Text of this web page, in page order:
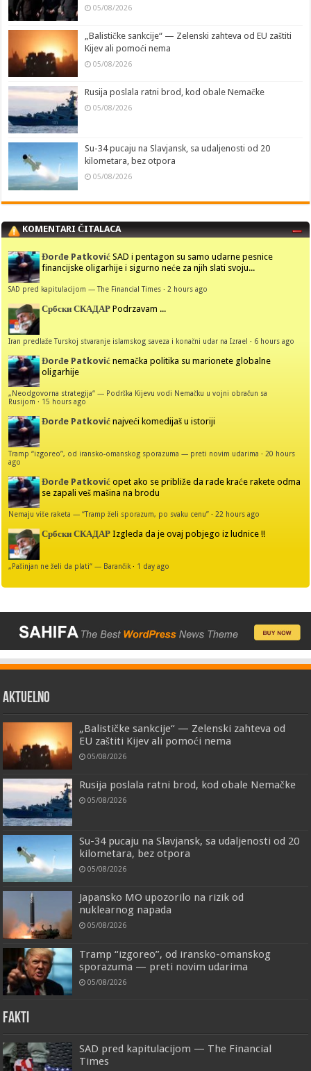
05/08/2026
„Balističke sankcije“ — Zelenski zahteva od EU zaštiti
Kijev ali pomoći nema
05/08/2026
Rusija poslala ratni brod, kod obale Nemačke
05/08/2026
Su-34 pucaju na Slavjansk, sa udaljenosti od 20
kilometara, bez otpora
05/08/2026
KOMENTARI ČITALACA
Đorđe Patković SAD i pentagon su samo udarne pesnice
financijske oligarhije i sigurno neće za njih slati svoju...
SAD pred kapitulacijom — The Financial Times · 2 hours ago
Србски СКАДАР Podrzavam ...
Iran predlaže Turskoj stvaranje islamskog saveza i konačni udar na Izrael · 6 hours ago
Đorđe Patković nemačka politika su marionete globalne
oligarhije
„Neodgovorna strategija“ — Podrška Kijevu vodi Nemačku u vojni obračun sa
Rusijom · 15 hours ago
Đorđe Patković najveći komedijaš u istoriji
Tramp “izgoreo”, od iransko-omanskog sporazuma — preti novim udarima · 20 hours
ago
Đorđe Patković opet ako se približe da rade kraće rakete odma
se zapali veš mašina na brodu
Nemaju više raketa — “Tramp želi sporazum, po svaku cenu” · 22 hours ago
Србски СКАДАР Izgleda da je ovaj pobjego iz ludnice !!
„Pašinjan ne želi da plati“ — Barančik · 1 day ago
AKTUELNO
„Balističke sankcije“ — Zelenski zahteva od
EU zaštiti Kijev ali pomoći nema
05/08/2026
Rusija poslala ratni brod, kod obale Nemačke
05/08/2026
Su-34 pucaju na Slavjansk, sa udaljenosti od 20
kilometara, bez otpora
05/08/2026
Japansko MO upozorilo na rizik od
nuklearnog napada
05/08/2026
Tramp “izgoreo”, od iransko-omanskog
sporazuma — preti novim udarima
05/08/2026
FAKTI
SAD pred kapitulacijom — The Financial
Times